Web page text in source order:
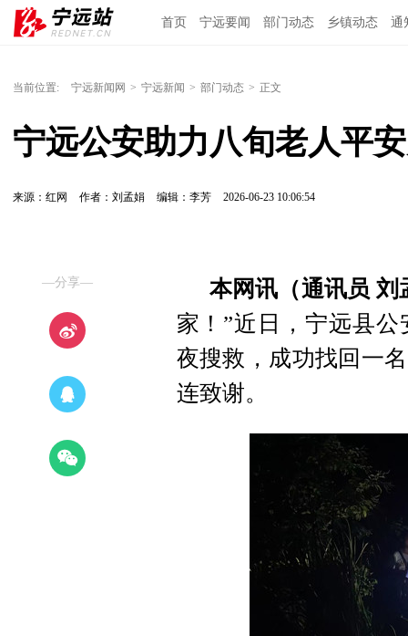
首页 宁远要闻 部门动态 乡镇动态 通
当前位置: 宁远新闻网 > 宁远新闻 > 部门动态 > 正文
宁远公安助力八旬老人平
来源：红网 作者：刘孟娟 编辑：李芳 2026-06-23 10:06:54
—分享—
本网讯（通讯员 刘
家！”近日，宁远县
夜搜救，成功找回一
连致谢。